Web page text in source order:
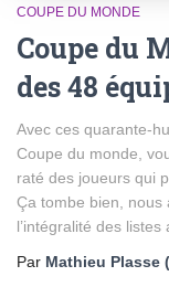
COUPE DU MONDE
Coupe du
des 48
Avec ces quarante-
Coupe du monde,
raté des joueurs qui
Ça tombe bien, nous
l’intégralité des
Par Mathieu Plasse